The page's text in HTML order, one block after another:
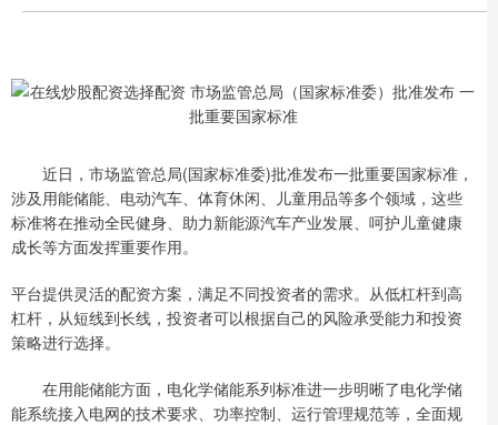
近日，市场监管总局(国家标准委)批准发布一批重要国家标准，
涉及用能储能、电动汽车、体育休闲、儿童用品等多个领域，这些
标准将在推动全民健身、助力新能源汽车产业发展、呵护儿童健康
成长等方面发挥重要作用。
平台提供灵活的配资方案，满足不同投资者的需求。从低杠杆到高
杠杆，从短线到长线，投资者可以根据自己的风险承受能力和投资
策略进行选择。
在用能储能方面，电化学储能系列标准进一步明晰了电化学储
能系统接入电网的技术要求、功率控制、运行管理规范等，全面规